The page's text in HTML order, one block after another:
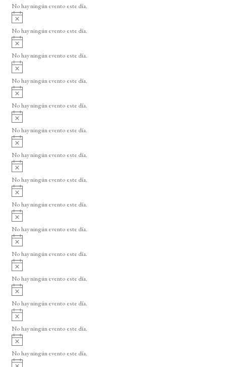
o
i
o
No hay ningún evento este día.
A
v
i
o
No hay ningún evento este día.
A
v
i
o
No hay ningún evento este día.
A
v
i
o
No hay ningún evento este día.
A
v
i
o
No hay ningún evento este día.
A
v
i
o
No hay ningún evento este día.
A
v
i
o
No hay ningún evento este día.
A
v
i
o
No hay ningún evento este día.
A
v
i
o
No hay ningún evento este día.
A
v
i
o
No hay ningún evento este día.
A
v
i
o
No hay ningún evento este día.
A
v
i
o
No hay ningún evento este día.
A
v
i
o
No hay ningún evento este día.
A
v
i
o
No hay ningún evento este día.
A
v
i
No hay ningún evento este día.
A